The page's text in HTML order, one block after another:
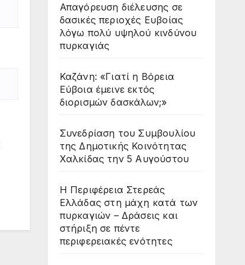
Απαγόρευση διέλευσης σε
δασικές περιοχές Ευβοίας
λόγω πολύ υψηλού κινδύνου
πυρκαγιάς
Καζάνη: «Γιατί η Βόρεια
Εύβοια έμεινε εκτός
διορισμών δασκάλων;»
Συνεδρίαση του Συμβουλίου
της Δημοτικής Κοινότητας
Χαλκίδας την 5 Αυγούστου
Η Περιφέρεια Στερεάς
Ελλάδας στη μάχη κατά των
πυρκαγιών – Δράσεις και
στήριξη σε πέντε
περιφερειακές ενότητες